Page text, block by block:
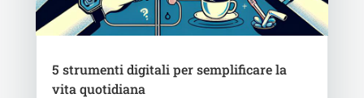
5 strumenti digitali per semplificare la
vita quotidiana